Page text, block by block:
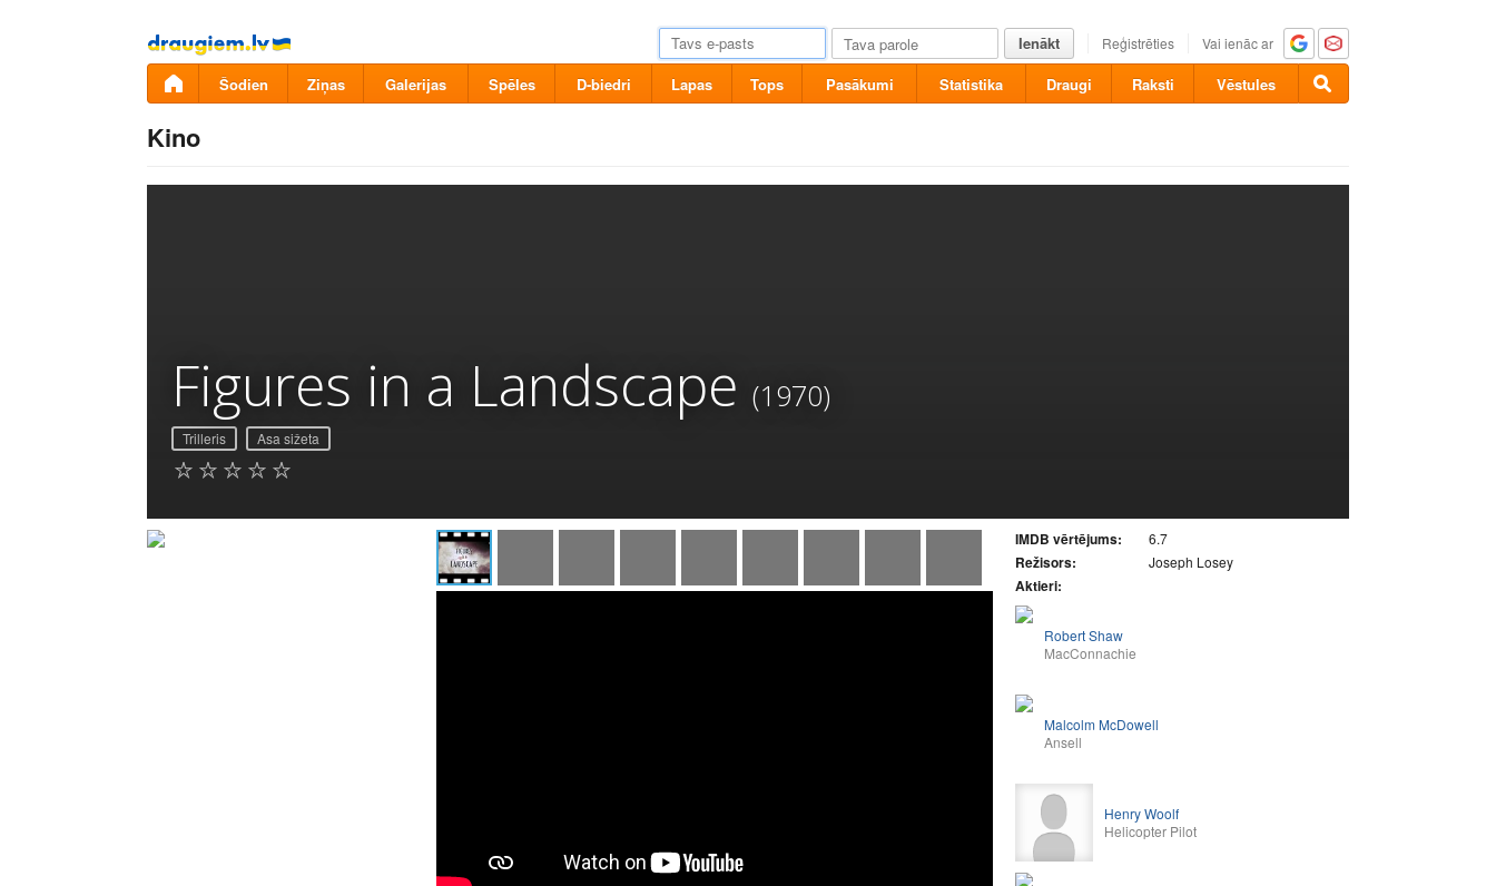
Pāriet
uz
saturu
Ienākt Reģistrēties Vai ienāc ar
Šodien Ziņas Galerijas Spēles D-biedri Lapas Tops Pasākumi Statistika Draugi Raksti Vēstules
Kino
Figures in a Landscape (1970)
Trilleris Asa sižeta
IMDB vērtējums: 6.7
Režisors: Joseph Losey
Aktieri:
Robert Shaw
MacConnachie
Malcolm McDowell
Ansell
Henry Woolf
Helicopter Pilot